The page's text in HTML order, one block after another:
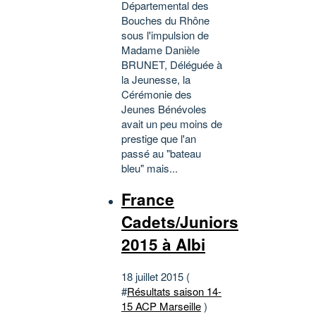
Départemental des
Bouches du Rhône
sous l'impulsion de
Madame Danièle
BRUNET, Déléguée à
la Jeunesse, la
Cérémonie des
Jeunes Bénévoles
avait un peu moins de
prestige que l'an
passé au "bateau
bleu" mais...
France
Cadets/Juniors
2015 à Albi
18 juillet 2015 (
#Résultats saison 14-
15 ACP Marseille)